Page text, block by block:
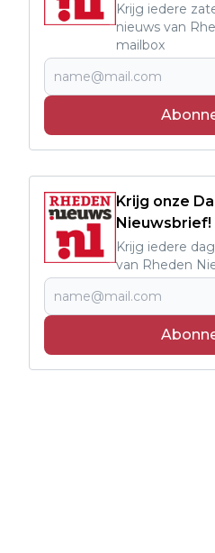
Krijg iedere
nieuws van
mailbox
Krijg onze
Nieuwsbrief!
Krijg iedere
van Rheden